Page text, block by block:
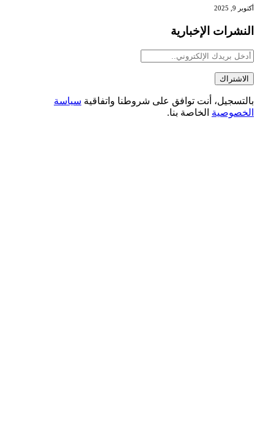
أكتوبر 9, 2025
النشرات الإخبارية
بالتسجيل، أنت توافق على شروطنا واتفاقيةسياسة
الخصوصيةالخاصة بنا.